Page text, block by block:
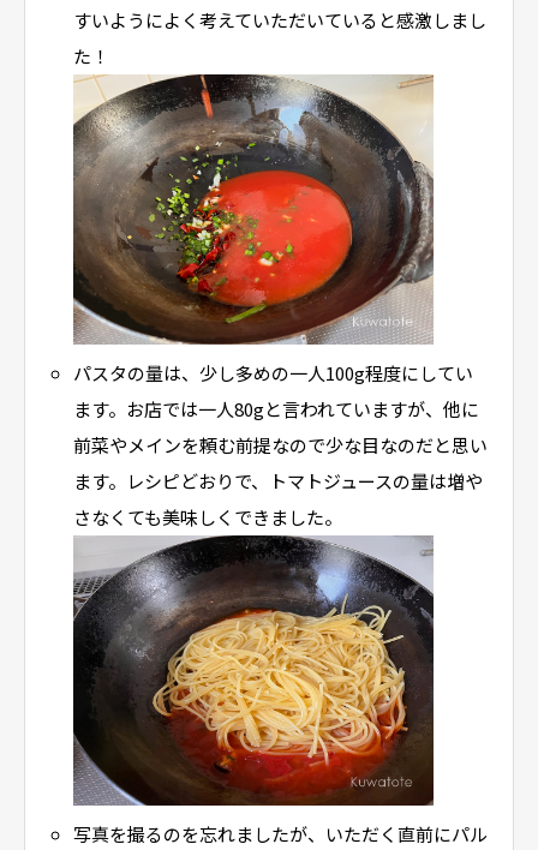
すいようによく考えていただいていると感激しまし
た！
パスタの量は、少し多めの一人100g程度にしてい
ます。お店では一人80gと言われていますが、他に
前菜やメインを頼む前提なので少な目なのだと思い
ます。レシピどおりで、トマトジュースの量は増や
さなくても美味しくできました。
写真を撮るのを忘れましたが、いただく直前にパル